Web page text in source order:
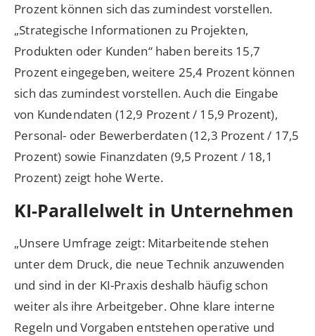
Prozent können sich das zumindest vorstellen.
„Strategische Informationen zu Projekten,
Produkten oder Kunden“ haben bereits 15,7
Prozent eingegeben, weitere 25,4 Prozent können
sich das zumindest vorstellen. Auch die Eingabe
von Kundendaten (12,9 Prozent / 15,9 Prozent),
Personal- oder Bewerberdaten (12,3 Prozent / 17,5
Prozent) sowie Finanzdaten (9,5 Prozent / 18,1
Prozent) zeigt hohe Werte.
KI-Parallelwelt in Unternehmen
„Unsere Umfrage zeigt: Mitarbeitende stehen
unter dem Druck, die neue Technik anzuwenden
und sind in der KI-Praxis deshalb häufig schon
weiter als ihre Arbeitgeber. Ohne klare interne
Regeln und Vorgaben entstehen operative und